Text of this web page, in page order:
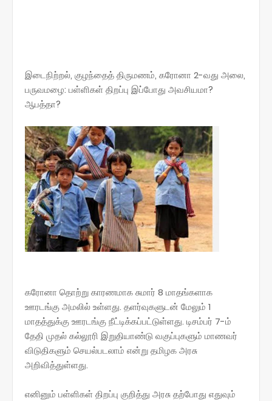
இடைநிற்றல், குழந்தைத் திருமணம், கரோனா 2-வது அலை,
பருவமழை: பள்ளிகள் திறப்பு இப்போது அவசியமா?
ஆபத்தா?
கரோனா தொற்று காரணமாக சுமார் 8 மாதங்களாக
ஊரடங்கு அமலில் உள்ளது. தளர்வுகளுடன் மேலும் 1
மாதத்துக்கு ஊரடங்கு நீட்டிக்கப்பட்டுள்ளது. டிசம்பர் 7-ம்
தேதி முதல் கல்லூரி இறுதியாண்டு வகுப்புகளும் மாணவர்
விடுதிகளும் செயல்படலாம் என்று தமிழக அரசு
அறிவித்துள்ளது.
எனினும் பள்ளிகள் திறப்பு குறித்து அரசு தற்போது எதுவும்